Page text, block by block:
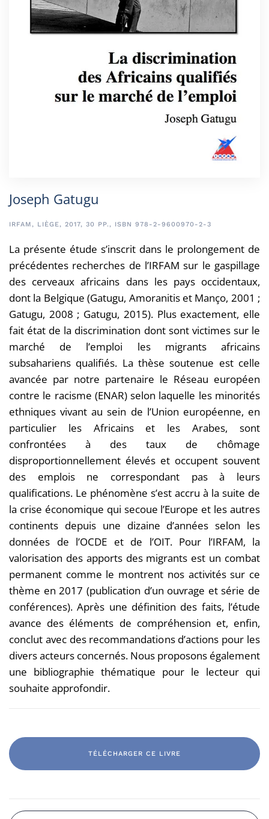
Joseph Gatugu
IRFAM, LIÈGE, 2017, 30 PP., ISBN 978-2-9600970-2-3
La présente étude s’inscrit dans le prolongement de
précédentes recherches de l’IRFAM sur le gaspillage
des cerveaux africains dans les pays occidentaux,
dont la Belgique (Gatugu, Amoranitis et Manço, 2001 ;
Gatugu, 2008 ; Gatugu, 2015). Plus exactement, elle
fait état de la discrimination dont sont victimes sur le
marché de l’emploi les migrants africains
subsahariens qualifiés. La thèse soutenue est celle
avancée par notre partenaire le Réseau européen
contre le racisme (ENAR) selon laquelle les minorités
ethniques vivant au sein de l’Union européenne, en
particulier les Africains et les Arabes, sont
confrontées à des taux de chômage
disproportionnellement élevés et occupent souvent
des emplois ne correspondant pas à leurs
qualifications. Le phénomène s’est accru à la suite de
la crise économique qui secoue l’Europe et les autres
continents depuis une dizaine d’années selon les
données de l’OCDE et de l’OIT. Pour l’IRFAM, la
valorisation des apports des migrants est un combat
permanent comme le montrent nos activités sur ce
thème en 2017 (publication d’un ouvrage et série de
conférences). Après une définition des faits, l’étude
avance des éléments de compréhension et, enfin,
conclut avec des recommandations d’actions pour les
divers acteurs concernés. Nous proposons également
une bibliographie thématique pour le lecteur qui
souhaite approfondir.
TÉLÉCHARGER CE LIVRE